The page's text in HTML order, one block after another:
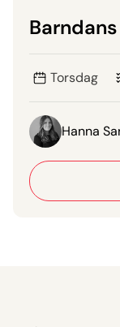
Torsdag
Hanna